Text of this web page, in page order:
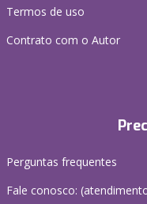
Termos de uso
Contrato com o Autor
Perguntas frequentes
Fale conosco: (